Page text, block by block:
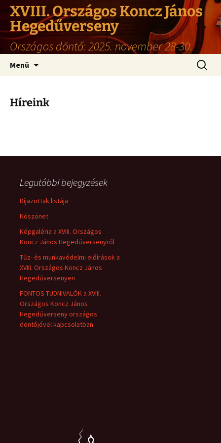
XVIII. Országos Koncz János
Hegedűverseny
Országos döntő: 2025. november 28-30.
Menü
Híreink
Legutóbbi bejegyzések
Díjazottak listája
Köszönet
Képgaléria a XVIII. Országos
Koncz János Hegedűversenyről
Tűz- és munkavédelmi előírások a
XVIII. Országos Koncz János
Hegedűversenyen
FONTOS TUDNIVALÓK a XVIII.
Országos Koncz János
Hegedűverseny országos
döntőjével kapcsolatban